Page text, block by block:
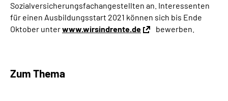
Sozialversicherungsfachangestellten an. Interessenten
für einen Ausbildungsstart 2021 können sich bis Ende
Oktober unterwww.wirsindrente.de bewerben.
Zum Thema